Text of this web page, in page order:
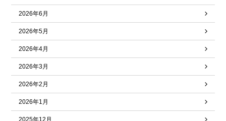
2026年6月
2026年5月
2026年4月
2026年3月
2026年2月
2026年1月
2025年12月